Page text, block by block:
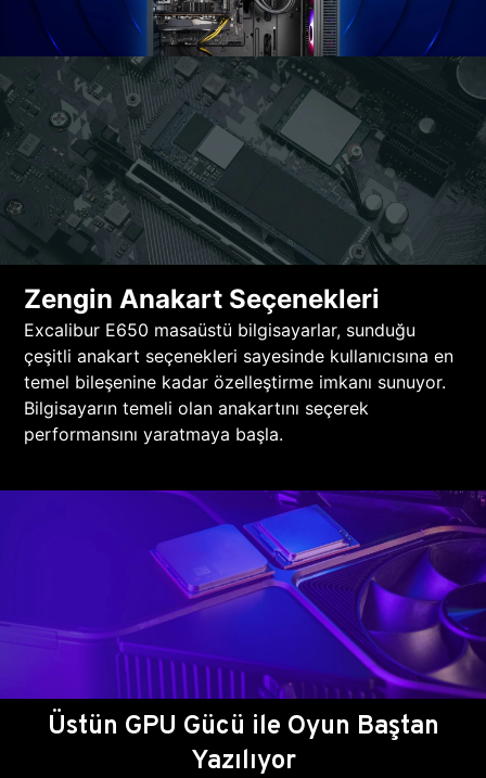
Zengin Anakart Seçenekleri
Excalibur E650 masaüstü bilgisayarlar, sunduğu
çeşitli anakart seçenekleri sayesinde kullanıcısına en
temel bileşenine kadar özelleştirme imkanı sunuyor.
Bilgisayarın temeli olan anakartını seçerek
performansını yaratmaya başla.
Üstün GPU Gücü ile Oyun Baştan
Yazılıyor